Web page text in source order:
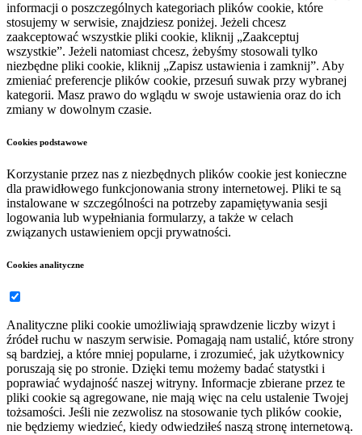
informacji o poszczególnych kategoriach plików cookie, które
stosujemy w serwisie, znajdziesz poniżej. Jeżeli chcesz
zaakceptować wszystkie pliki cookie, kliknij „Zaakceptuj
wszystkie”. Jeżeli natomiast chcesz, żebyśmy stosowali tylko
niezbędne pliki cookie, kliknij „Zapisz ustawienia i zamknij”. Aby
zmieniać preferencje plików cookie, przesuń suwak przy wybranej
kategorii. Masz prawo do wglądu w swoje ustawienia oraz do ich
zmiany w dowolnym czasie.
Cookies podstawowe
Korzystanie przez nas z niezbędnych plików cookie jest konieczne
dla prawidłowego funkcjonowania strony internetowej. Pliki te są
instalowane w szczególności na potrzeby zapamiętywania sesji
logowania lub wypełniania formularzy, a także w celach
związanych ustawieniem opcji prywatności.
Cookies analityczne
Analityczne pliki cookie umożliwiają sprawdzenie liczby wizyt i
źródeł ruchu w naszym serwisie. Pomagają nam ustalić, które strony
są bardziej, a które mniej popularne, i zrozumieć, jak użytkownicy
poruszają się po stronie. Dzięki temu możemy badać statystki i
poprawiać wydajność naszej witryny. Informacje zbierane przez te
pliki cookie są agregowane, nie mają więc na celu ustalenie Twojej
tożsamości. Jeśli nie zezwolisz na stosowanie tych plików cookie,
nie będziemy wiedzieć, kiedy odwiedziłeś naszą stronę internetową.